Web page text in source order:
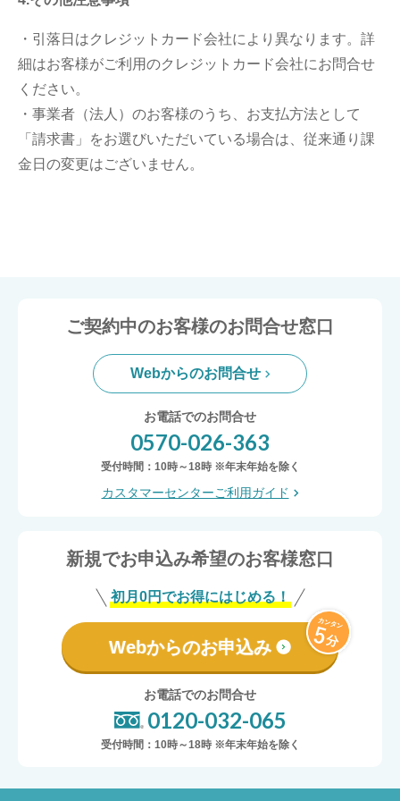
・引落日はクレジットカード会社により異なります。詳
細はお客様がご利用のクレジットカード会社にお問合せ
ください。
・事業者（法人）のお客様のうち、お支払方法として
「請求書」をお選びいただいている場合は、従来通り課
金日の変更はございません。
ご契約中のお客様のお問合せ窓口
Webからのお問合せ
お電話でのお問合せ
0570-026-363
受付時間：10時～18時 ※年末年始を除く
カスタマーセンターご利用ガイド
新規でお申込み希望のお客様窓口
初月0円でお得にはじめる！
Webからのお申込み
お電話でのお問合せ
0120-032-065
受付時間：10時～18時 ※年末年始を除く